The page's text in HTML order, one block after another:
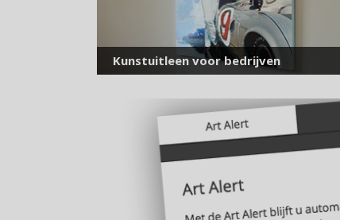
Kunstuitleen voor bedrijven